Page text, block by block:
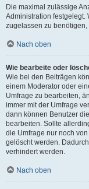
Die maximal zulässige
Administration festgelegt.
zugelassen zu
Nach oben
Wie bearbeite oder
Wie bei den Beiträgen
einem Moderator oder
Umfrage zu bearbeiten,
immer mit der Umfrage
dann können Benutzer
bearbeiten. Sollte
die Umfrage nur noch
gelöscht werden.
verhindert werden.
Nach oben